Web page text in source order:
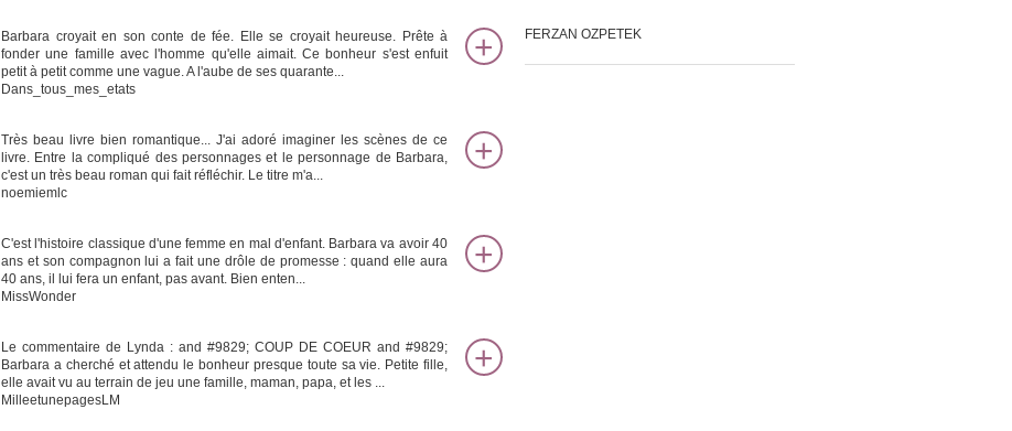
Barbara croyait en son conte de fée. Elle se croyait heureuse. Prête à
fonder une famille avec l'homme qu'elle aimait. Ce bonheur s'est enfuit
petit à petit comme une vague. A l'aube de ses quarante...
Dans_tous_mes_etats
Très beau livre bien romantique... J'ai adoré imaginer les scènes de ce
livre. Entre la compliqué des personnages et le personnage de Barbara,
c'est un très beau roman qui fait réfléchir. Le titre m'a...
noemiemlc
C'est l'histoire classique d'une femme en mal d'enfant. Barbara va avoir 40
ans et son compagnon lui a fait une drôle de promesse : quand elle aura
40 ans, il lui fera un enfant, pas avant. Bien enten...
MissWonder
Le commentaire de Lynda : and #9829; COUP DE COEUR and #9829;
Barbara a cherché et attendu le bonheur presque toute sa vie. Petite fille,
elle avait vu au terrain de jeu une famille, maman, papa, et les ...
MilleetunepagesLM
FERZAN OZPETEK